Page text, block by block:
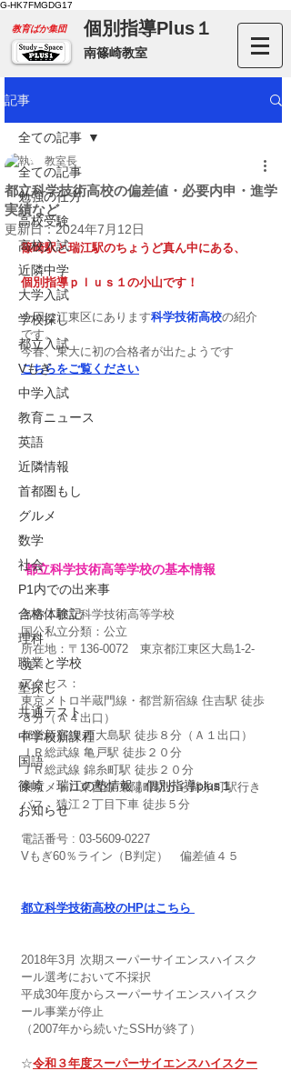
G-HK7FMGDG17
​教育ばか集団 個別指導Plus１
南篠崎教室
記事
全ての記事
勉強の仕方
高校受験
高校入試
近隣中学
大学入試
学校探し
都立入試
Vもぎ
中学入試
教育ニュース
英語
近隣情報
首都圏もし
グルメ
数学
社会
P1内での出来事
合格体験記
理科
職業と学校
塾探し
共通テスト
中学校新課程
国語
篠崎 瑞江の塾情報｜個別指導plus１
お知らせ
全ての記事
都立科学技術高校の偏差値・必要内申・進学
実績など
教室長
更新日：2024年7月12日
篠崎駅と瑞江駅のちょうど真ん中にある、
個別指導ｐｌｕｓ１の小山です！
今回は江東区にあります科学技術高校の紹介
です。
今春、東大に初の合格者が出たようです
こちらをご覧ください
都立科学技術高等学校の基本情報
名称：都立科学技術高等学校
国公私立分類：公立
所在地：〒136-0072　東京都江東区大島1-2-
31
アクセス：
東京メトロ半蔵門線・都営新宿線 住吉駅 徒歩
８分（Ａ４出口）
都営新宿線 西大島駅 徒歩８分（Ａ１出口）
ＪＲ総武線 亀戸駅 徒歩２０分
ＪＲ総武線 錦糸町駅 徒歩２０分
東京メトロ東西線 東陽町駅から錦糸町駅行き
バス、猿江２丁目下車 徒歩５分
電話番号 : 03-5609-0227
Vもぎ60％ライン（B判定）　偏差値４５
都立科学技術高校のHPはこちら
2018年3月 次期スーパーサイエンスハイスク
ール選考において不採択
平成30年度からスーパーサイエンスハイスク
ール事業が停止
（2007年から続いたSSHが終了）
☆令和３年度スーパーサイエンスハイスクー